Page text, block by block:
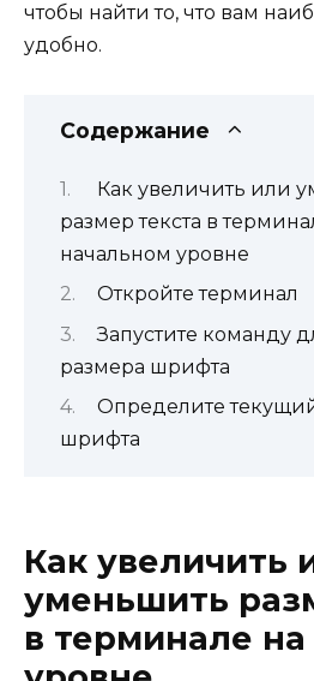
чтобы найти то, что вам
удобно.
Содержание
Как увеличить или
размер текста в
начальном уровне
Откройте терминал
Запустите команду
размера шрифта
Определите
шрифта
Как увеличить
уменьшить
в терминале